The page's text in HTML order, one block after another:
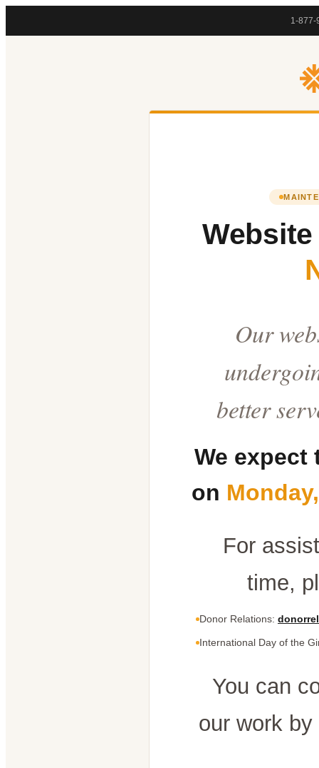
1-877-
Our
better
We expect
on
For
time,
Donor Relations:
International Day of the
You can
our work